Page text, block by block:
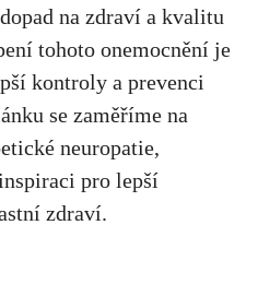
na zdraví​ a ⁢kvalitu
tohoto onemocnění je
kontroly a prevenci
se ⁣zaměříme⁣ na
neuropatie,‌
pro ⁤lepší
zdraví.